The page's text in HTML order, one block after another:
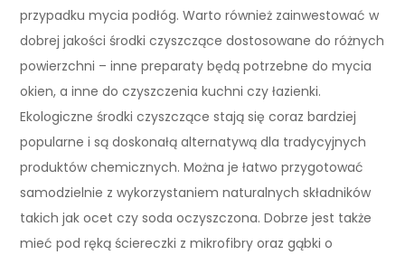
przypadku mycia podłóg. Warto również zainwestować w
dobrej jakości środki czyszczące dostosowane do różnych
powierzchni – inne preparaty będą potrzebne do mycia
okien, a inne do czyszczenia kuchni czy łazienki.
Ekologiczne środki czyszczące stają się coraz bardziej
popularne i są doskonałą alternatywą dla tradycyjnych
produktów chemicznych. Można je łatwo przygotować
samodzielnie z wykorzystaniem naturalnych składników
takich jak ocet czy soda oczyszczona. Dobrze jest także
mieć pod ręką ściereczki z mikrofibry oraz gąbki o